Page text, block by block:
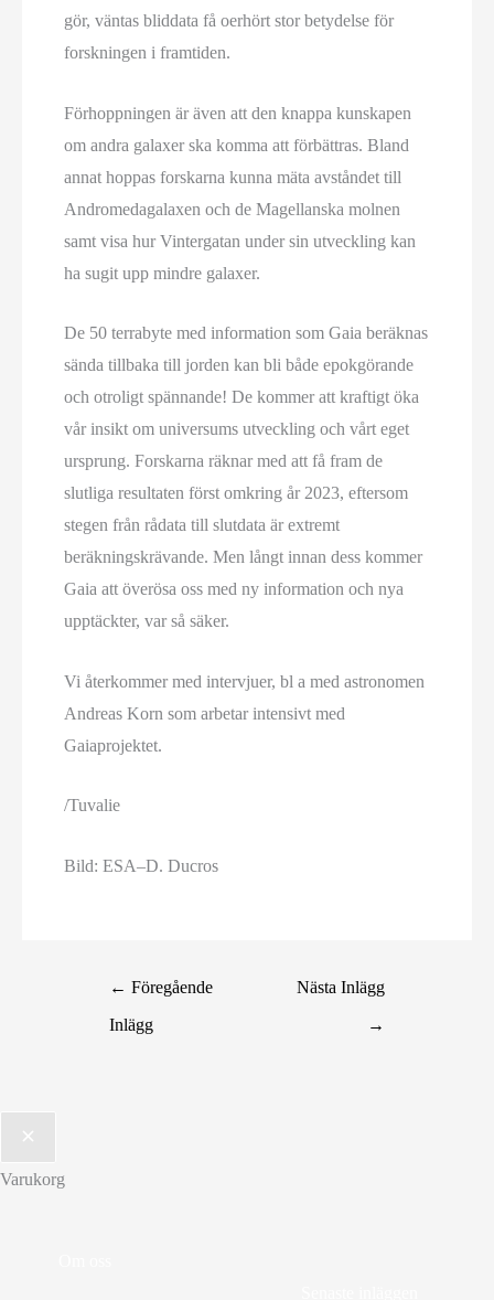
gör, väntas bliddata få oerhört stor betydelse för
forskningen i framtiden.
Förhoppningen är även att den knappa kunskapen
om andra galaxer ska komma att förbättras. Bland
annat hoppas forskarna kunna mäta avståndet till
Andromedagalaxen och de Magellanska molnen
samt visa hur Vintergatan under sin utveckling kan
ha sugit upp mindre galaxer.
De 50 terrabyte med information som Gaia beräknas
sända tillbaka till jorden kan bli både epokgörande
och otroligt spännande! De kommer att kraftigt öka
vår insikt om universums utveckling och vårt eget
ursprung. Forskarna räknar med att få fram de
slutliga resultaten först omkring år 2023, eftersom
stegen från rådata till slutdata är extremt
beräkningskrävande. Men långt innan dess kommer
Gaia att överösa oss med ny information och nya
upptäckter, var så säker.
Vi återkommer med intervjuer, bl a med astronomen
Andreas Korn som arbetar intensivt med
Gaiaprojektet.
/Tuvalie
Bild: ESA–D. Ducros
← Föregående
Inlägg
Nästa Inlägg
→
Varukorg